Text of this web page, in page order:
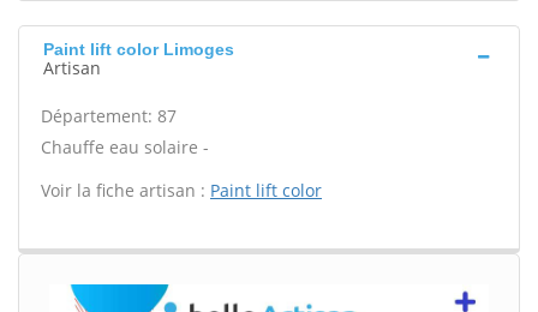
Paint lift color Limoges
Artisan
Département: 87
Chauffe eau solaire -
Voir la fiche artisan : Paint lift color